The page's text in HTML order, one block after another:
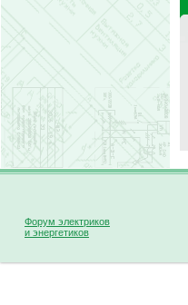
Форум электриков
и энергетиков